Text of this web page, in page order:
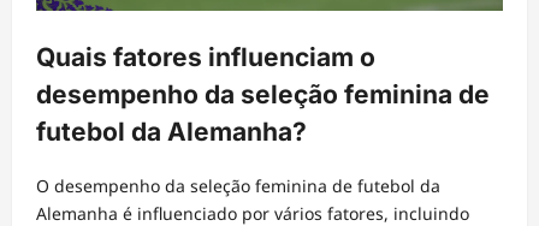
Quais fatores influenciam o
desempenho da seleção feminina de
futebol da Alemanha?
O desempenho da seleção feminina de futebol da
Alemanha é influenciado por vários fatores, incluindo